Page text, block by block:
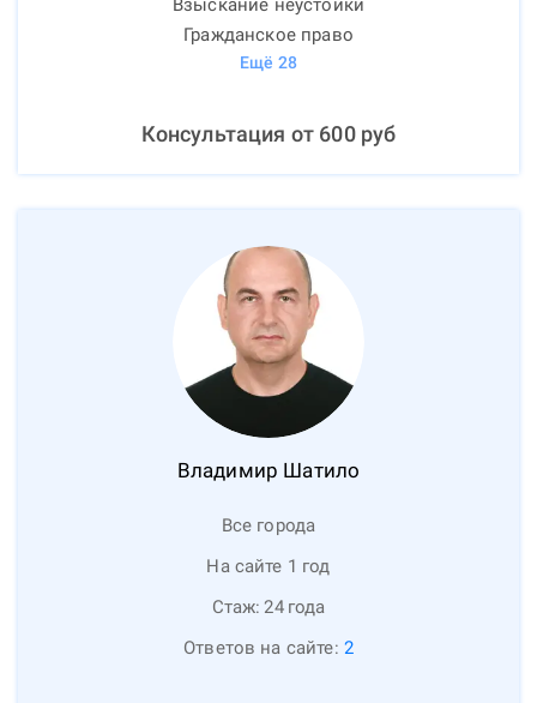
Взыскание неустойки
Гражданское право
Ещё 28
Консультация от 600руб
Владимир Шатило
Все города
На сайте 1 год
Стаж: 24 года
Ответов на сайте: 2